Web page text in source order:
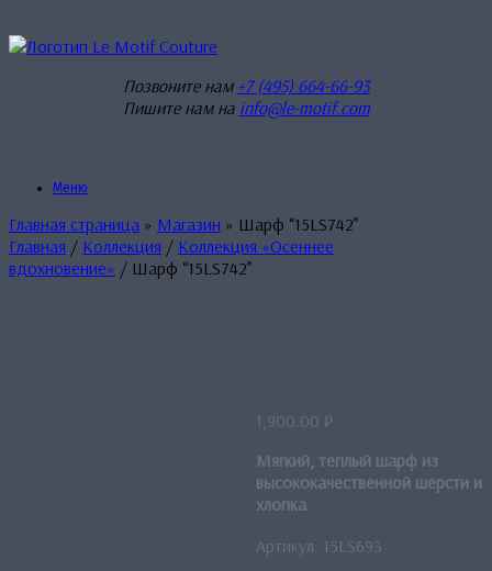
к
Позвоните нам +7 (495) 664-66-93
Пишите нам на info@le-motif.com
Меню
Главная страница » Магазин » Шарф “15LS742”
Главная / Коллекция / Коллекция «Осеннее
вдохновение» / Шарф “15LS742”
1,900.00 ₽
Мягкий, теплый шарф из
высококачественной шерсти и
хлопка
Артикул: 15LS693